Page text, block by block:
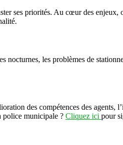
ses priorités. Au cœur des
les problèmes de
des compétences des
police municipale ? Cliquez ici pour